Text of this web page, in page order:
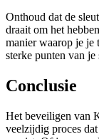
Onthoud dat de
draait om het
manier waarop je je
sterke punten van je
Conclusie
Het beveiligen van
veelzijdig proces